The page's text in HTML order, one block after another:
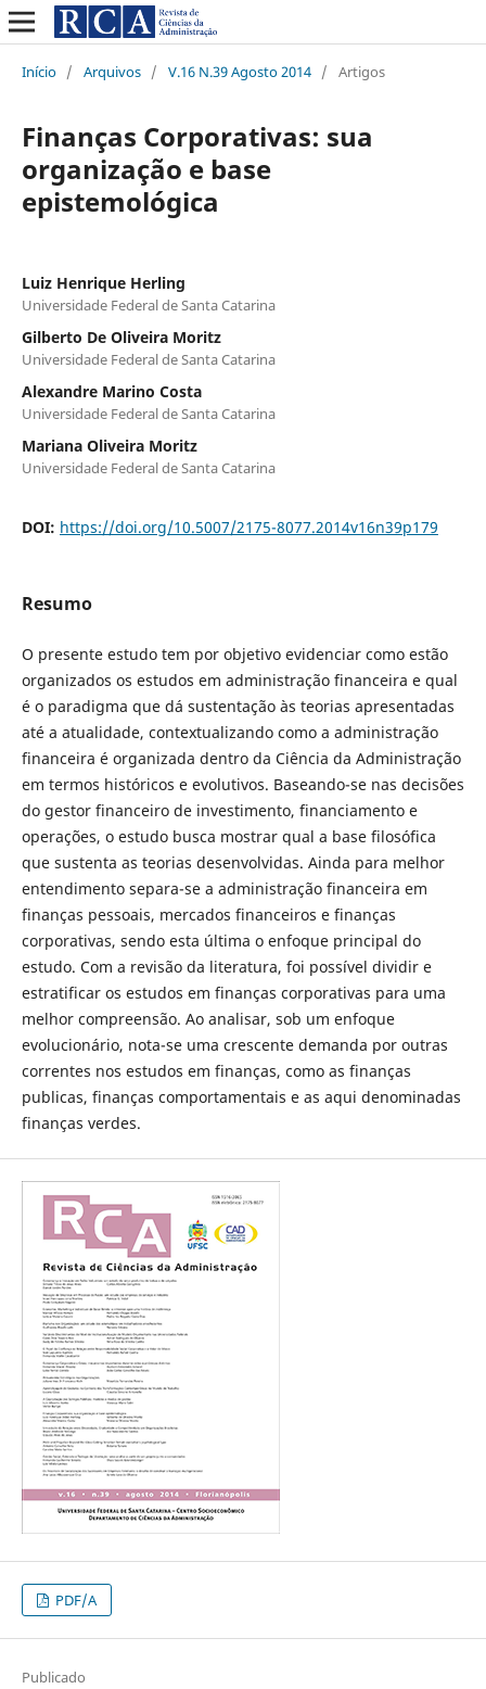
Início / Arquivos / V.16 N.39 Agosto 2014 / Artigos
Finanças Corporativas: sua
organização e base
epistemológica
Luiz Henrique Herling
Universidade Federal de Santa Catarina
Gilberto De Oliveira Moritz
Universidade Federal de Santa Catarina
Alexandre Marino Costa
Universidade Federal de Santa Catarina
Mariana Oliveira Moritz
Universidade Federal de Santa Catarina
DOI: https://doi.org/10.5007/2175-8077.2014v16n39p179
Resumo
O presente estudo tem por objetivo evidenciar como estão
organizados os estudos em administração financeira e qual
é o paradigma que dá sustentação às teorias apresentadas
até a atualidade, contextualizando como a administração
financeira é organizada dentro da Ciência da Administração
em termos históricos e evolutivos. Baseando-se nas decisões
do gestor financeiro de investimento, financiamento e
operações, o estudo busca mostrar qual a base filosófica
que sustenta as teorias desenvolvidas. Ainda para melhor
entendimento separa-se a administração financeira em
finanças pessoais, mercados financeiros e finanças
corporativas, sendo esta última o enfoque principal do
estudo. Com a revisão da literatura, foi possível dividir e
estratificar os estudos em finanças corporativas para uma
melhor compreensão. Ao analisar, sob um enfoque
evolucionário, nota-se uma crescente demanda por outras
correntes nos estudos em finanças, como as finanças
publicas, finanças comportamentais e as aqui denominadas
finanças verdes.
PDF/A
Publicado